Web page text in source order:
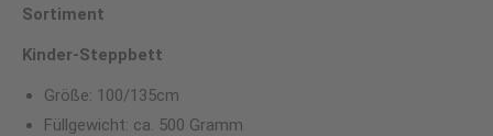
Sortiment
Kinder-Steppbett
Größe: 100/135cm
Füllgewicht: ca. 500 Gramm